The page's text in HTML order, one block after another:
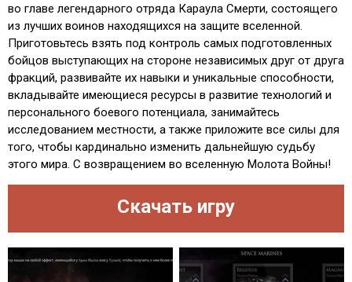
во главе легендарного отряда Караула Смерти, состоящего
из лучших воинов находящихся на защите вселенной.
Приготовьтесь взять под контроль самых подготовленных
бойцов выступающих на стороне независимых друг от друга
фракций, развивайте их навыки и уникальные способности,
вкладывайте имеющиеся ресурсы в развитие технологий и
персонального боевого потенциала, занимайтесь
исследованием местности, а также приложите все силы для
того, чтобы кардинально изменить дальнейшую судьбу
этого мира. С возвращением во вселенную Молота Войны!
Скачать игру